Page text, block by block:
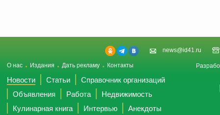
news@id41.ru
О нас Издания Дать рекламу Контакты
Новости Статьи
Справочник организаций
Объявления
Работа
Недвижимость
Кулинарная книга
Интервью
Анекдоты